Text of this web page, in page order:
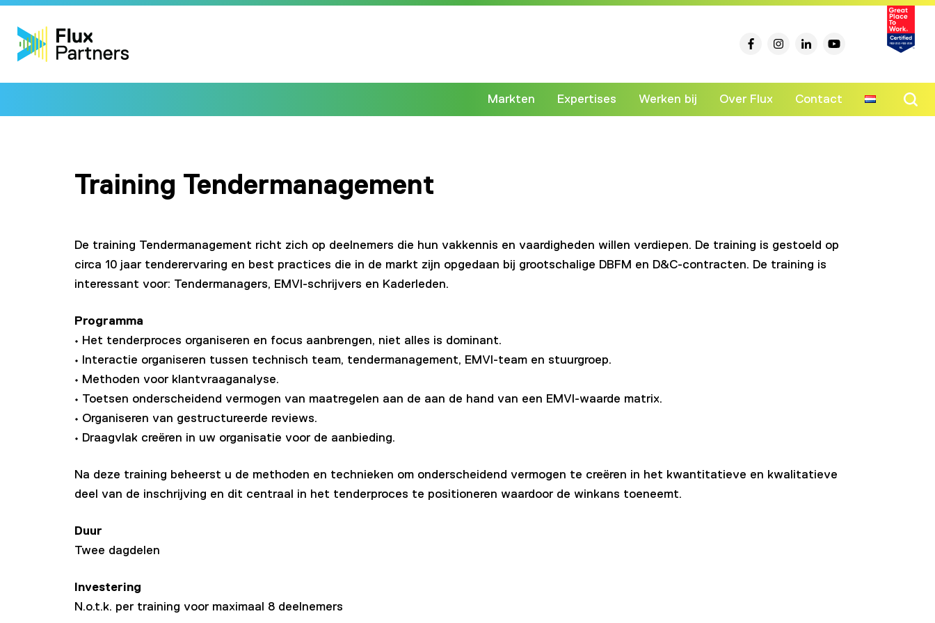
Markten Expertises Werken bij Over Flux Contact
Training Tendermanagement
De training Tendermanagement richt zich op deelnemers die hun vakkennis en vaardigheden willen verdiepen. De training is gestoeld op
circa 10 jaar tenderervaring en best practices die in de markt zijn opgedaan bij grootschalige DBFM en D&C-contracten. De training is
interessant voor: Tendermanagers, EMVI-schrijvers en Kaderleden.
Programma
• Het tenderproces organiseren en focus aanbrengen, niet alles is dominant.
• Interactie organiseren tussen technisch team, tendermanagement, EMVI-team en stuurgroep.
• Methoden voor klantvraaganalyse.
• Toetsen onderscheidend vermogen van maatregelen aan de aan de hand van een EMVI-waarde matrix.
• Organiseren van gestructureerde reviews.
• Draagvlak creëren in uw organisatie voor de aanbieding.
Na deze training beheerst u de methoden en technieken om onderscheidend vermogen te creëren in het kwantitatieve en kwalitatieve
deel van de inschrijving en dit centraal in het tenderproces te positioneren waardoor de winkans toeneemt.
Duur
Twee dagdelen
Investering
N.o.t.k. per training voor maximaal 8 deelnemers